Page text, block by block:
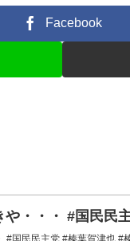
Facebook
や・・・ #国民民
#国民民主党 #榛葉賀津也 #